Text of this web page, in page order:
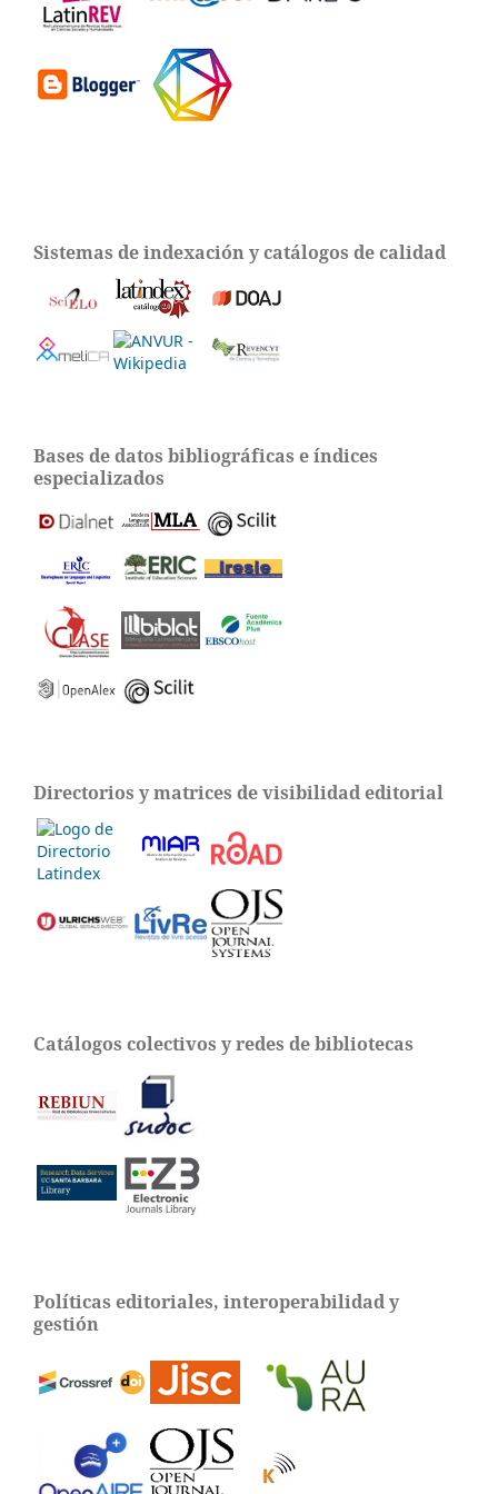
Sistemas de indexación y catálogos de calidad
Bases de datos bibliográficas e índices
especializados
Directorios y matrices de visibilidad editorial
Catálogos colectivos y redes de bibliotecas
Políticas editoriales, interoperabilidad y
gestión